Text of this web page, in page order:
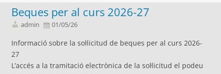
Beques per al curs 2026-27
admin 01/05/26
Informació sobre la sol·licitud de beques per al curs 2026-
27
L’accés a la tramitació electrònica de la sol·licitud el podeu